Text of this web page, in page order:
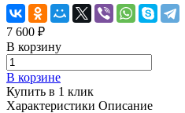
7 600 ₽
В корзину
В корзине
Купить в 1 клик
Характеристики Описание